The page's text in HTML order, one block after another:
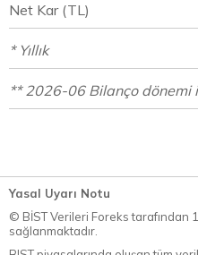
Net Kar (TL)
* Yıllık
** 2026-06 Bilanço dönemi
Yasal Uyarı Notu
© BİST Verileri Foreks tarafından
sağlanmaktadır.